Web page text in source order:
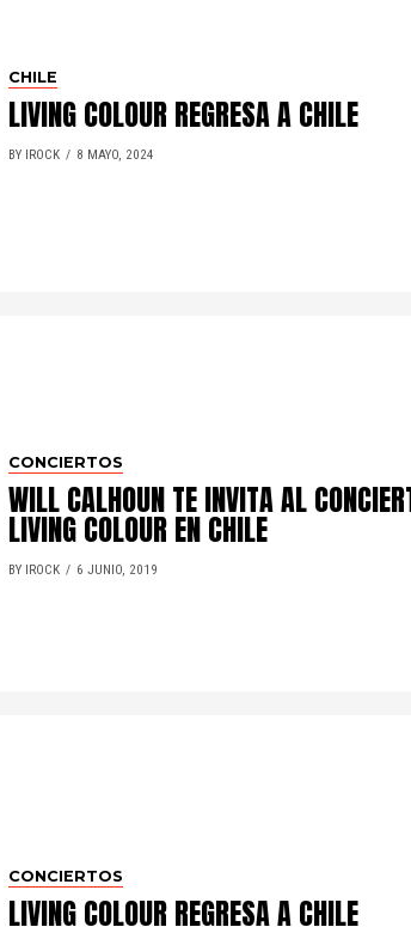
CHILE
LIVING COLOUR REGRESA A CHILE
BY IROCK 8 MAYO, 2024
CONCIERTOS
WILL CALHOUN TE INVITA AL
LIVING COLOUR EN CHILE
BY IROCK 6 JUNIO, 2019
CONCIERTOS
LIVING COLOUR REGRESA A CHILE